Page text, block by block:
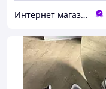
Интернет магазин одежды и обуви " Trendix "